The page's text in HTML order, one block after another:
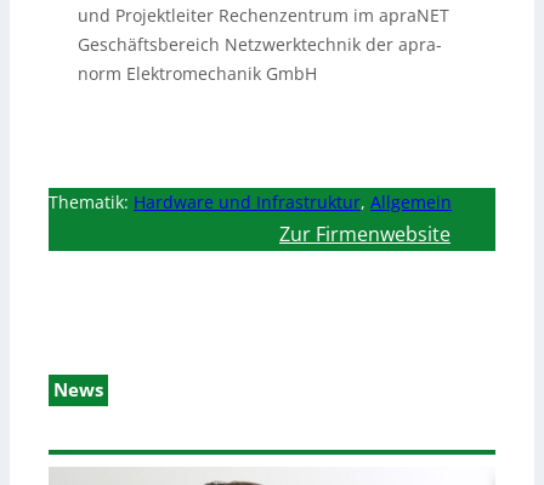
und Projektleiter Rechenzentrum im apraNET
Geschäftsbereich Netzwerktechnik der apra-
norm Elektromechanik GmbH
Thematik: Hardware und Infrastruktur, Allgemein
Zur Firmenwebsite
News